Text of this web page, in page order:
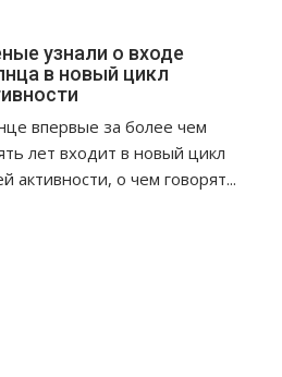
узнали о входе
в новый цикл
впервые за более чем
лет входит в новый цикл
активности, о чем говорят...